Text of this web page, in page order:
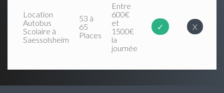
Location
Autobus
Scolaire à
Saessolsheim
53 à
65
Places
Entre
600€
et
1500€
la
journée
✓ X